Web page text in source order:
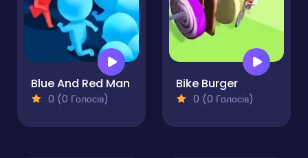
Blue And Red Man
0 (0 Голосів)
Bike Burger
0 (0 Голосів)